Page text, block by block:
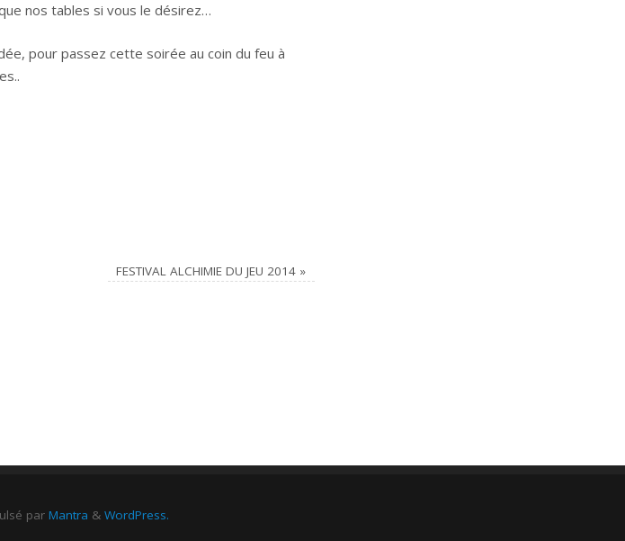
nos tables si vous le désirez…
pour passez cette soirée au coin du feu à
FESTIVAL ALCHIMIE DU JEU 2014 »
par Mantra & WordPress.